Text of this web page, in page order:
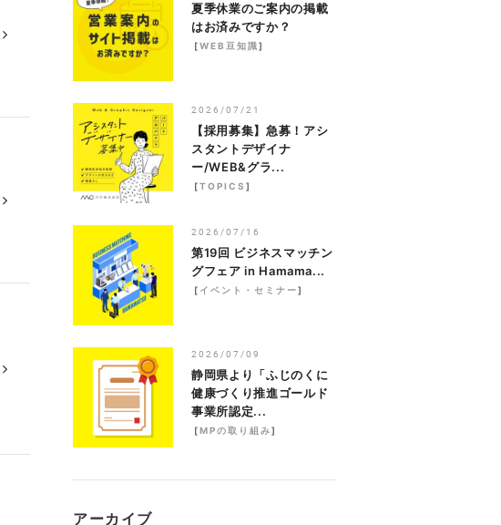
夏季休業のご案内の掲載
はお済みですか？
[WEB豆知識]
2026/07/21
【採用募集】急募！アシ
スタントデザイナ
ー/WEB&グラ...
[TOPICS ]
2026/07/16
第19回 ビジネスマッチン
グフェア in Hamama...
[ イベント・セミナー]
2026/07/09
静岡県より「ふじのくに
健康づくり推進ゴールド
事業所認定...
[MPの取り組み]
アーカイブ